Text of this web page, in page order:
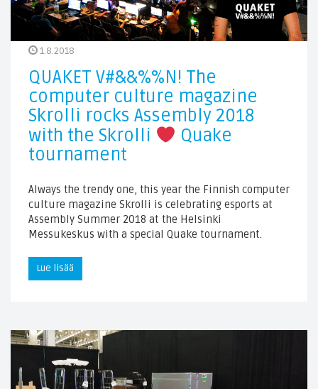
1.8.2018
QUAKET V#&&%%N! The
computer culture magazine
Skrolli rocks Assembly 2018
with the Skrolli
Quake
tournament
Always the trendy one, this year the Finnish computer
culture magazine Skrolli is celebrating esports at
Assembly Summer 2018 at the Helsinki
Messukeskus with a special Quake tournament.
Lue lisää